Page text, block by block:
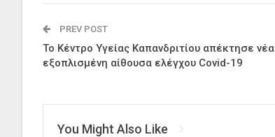
PREV POST
Το Κέντρο Υγείας Καπανδριτίου απέκτησε νέα
εξοπλισμένη αίθουσα ελέγχου Covid-19
You Might Also Like